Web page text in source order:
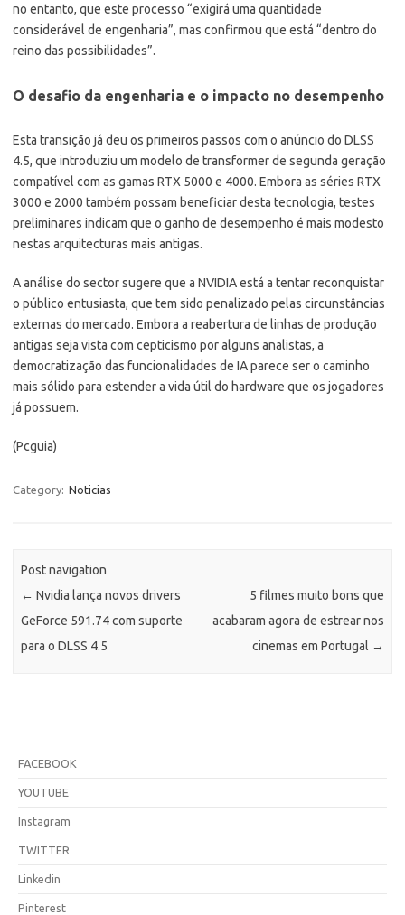
no entanto, que este processo “exigirá uma quantidade
considerável de engenharia”, mas confirmou que está “dentro do
reino das possibilidades”.
O desafio da engenharia e o impacto no desempenho
Esta transição já deu os primeiros passos com o anúncio do DLSS
4.5, que introduziu um modelo de transformer de segunda geração
compatível com as gamas RTX 5000 e 4000. Embora as séries RTX
3000 e 2000 também possam beneficiar desta tecnologia, testes
preliminares indicam que o ganho de desempenho é mais modesto
nestas arquitecturas mais antigas.
A análise do sector sugere que a NVIDIA está a tentar reconquistar
o público entusiasta, que tem sido penalizado pelas circunstâncias
externas do mercado. Embora a reabertura de linhas de produção
antigas seja vista com cepticismo por alguns analistas, a
democratização das funcionalidades de IA parece ser o caminho
mais sólido para estender a vida útil do hardware que os jogadores
já possuem.
(Pcguia)
Category: Noticias
Post navigation
← Nvidia lança novos drivers
GeForce 591.74 com suporte
para o DLSS 4.5
5 filmes muito bons que
acabaram agora de estrear nos
cinemas em Portugal →
FACEBOOK
YOUTUBE
Instagram
TWITTER
Linkedin
Pinterest